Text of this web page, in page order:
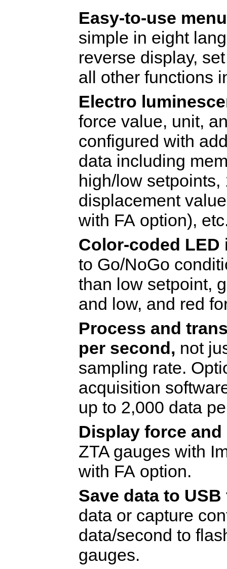
Easy-to-use
simple in eight
reverse display,
all other functions
Electro
force value, unit,
configured with
data including
high/low setpoints,
displacement
with FA option),
Color-coded
to Go/NoGo
than low setpoint,
and low, and red
Process and
per second, not
sampling rate.
acquisition
up to 2,000 data
Display force
ZTA gauges with
with FA option.
Save data to
data or capture
data/second to
gauges.